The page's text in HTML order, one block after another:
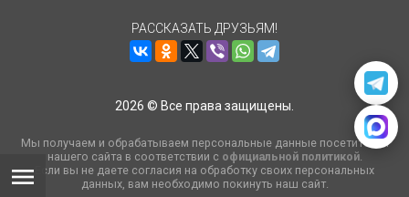
РАССКАЗАТЬ ДРУЗЬЯМ!
2026 © Все права защищены.
Мы получаем и обрабатываем персональные данные посетителей
нашего сайта в соответствии с официальной политикой.
Если вы не даете согласия на обработку своих персональных
данных, вам необходимо покинуть наш сайт.